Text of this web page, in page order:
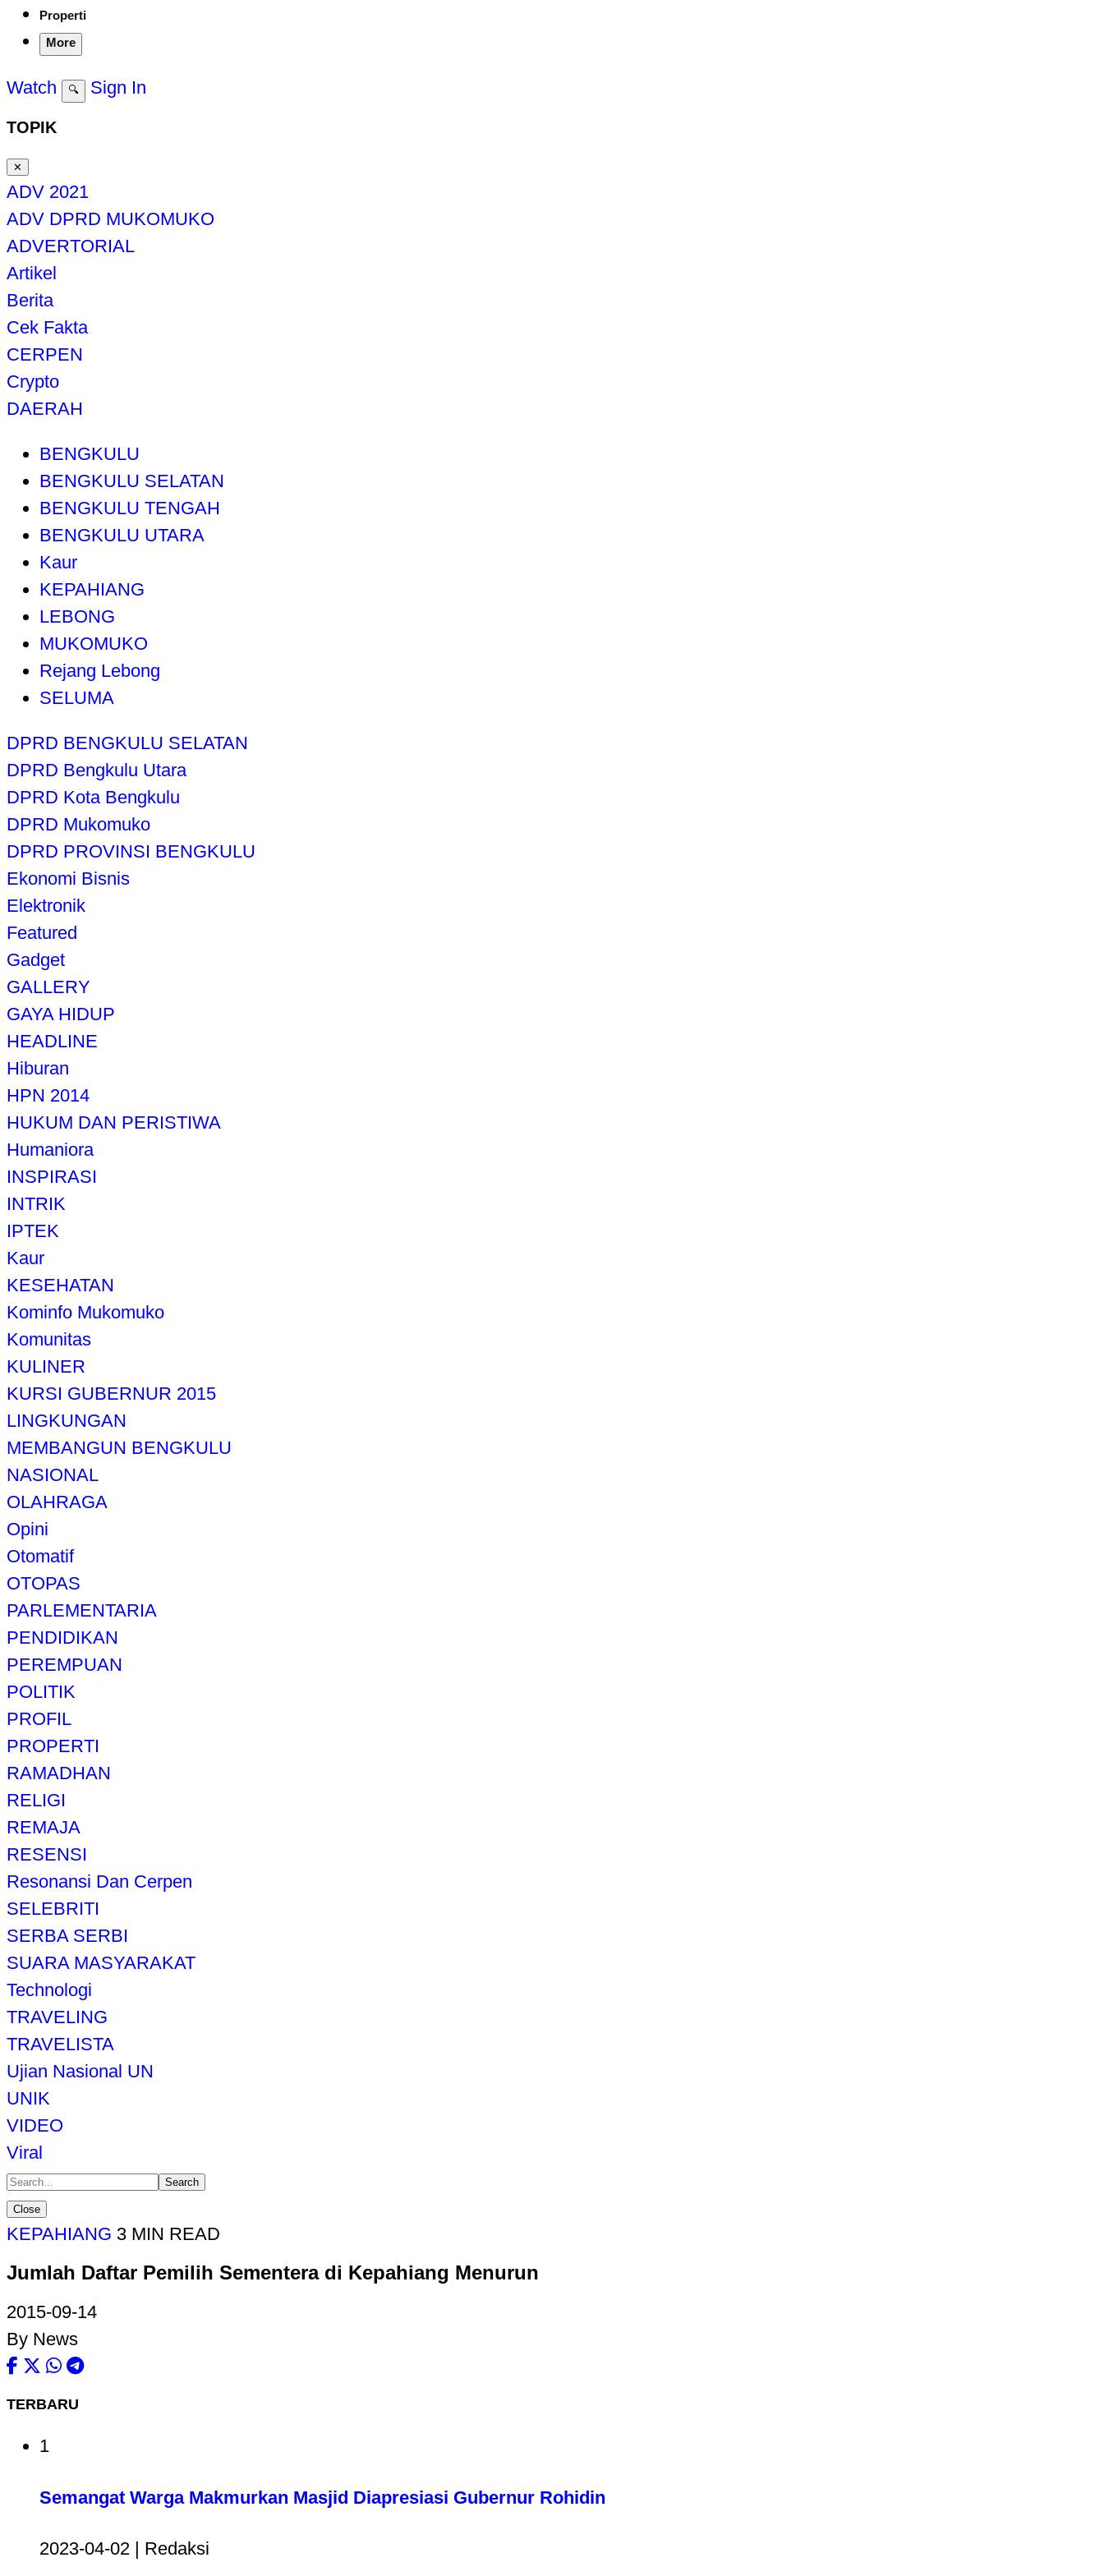
Properti
More
Watch 🔍 Sign In
TOPIK
✕
ADV 2021
ADV DPRD MUKOMUKO
ADVERTORIAL
Artikel
Berita
Cek Fakta
CERPEN
Crypto
DAERAH
BENGKULU
BENGKULU SELATAN
BENGKULU TENGAH
BENGKULU UTARA
Kaur
KEPAHIANG
LEBONG
MUKOMUKO
Rejang Lebong
SELUMA
DPRD BENGKULU SELATAN
DPRD Bengkulu Utara
DPRD Kota Bengkulu
DPRD Mukomuko
DPRD PROVINSI BENGKULU
Ekonomi Bisnis
Elektronik
Featured
Gadget
GALLERY
GAYA HIDUP
HEADLINE
Hiburan
HPN 2014
HUKUM DAN PERISTIWA
Humaniora
INSPIRASI
INTRIK
IPTEK
Kaur
KESEHATAN
Kominfo Mukomuko
Komunitas
KULINER
KURSI GUBERNUR 2015
LINGKUNGAN
MEMBANGUN BENGKULU
NASIONAL
OLAHRAGA
Opini
Otomatif
OTOPAS
PARLEMENTARIA
PENDIDIKAN
PEREMPUAN
POLITIK
PROFIL
PROPERTI
RAMADHAN
RELIGI
REMAJA
RESENSI
Resonansi Dan Cerpen
SELEBRITI
SERBA SERBI
SUARA MASYARAKAT
Technologi
TRAVELING
TRAVELISTA
Ujian Nasional UN
UNIK
VIDEO
Viral
Search
Close
KEPAHIANG 3 MIN READ
Jumlah Daftar Pemilih Sementera di Kepahiang Menurun
2015-09-14
By News
TERBARU
1
Semangat Warga Makmurkan Masjid Diapresiasi Gubernur Rohidin
2023-04-02 | Redaksi